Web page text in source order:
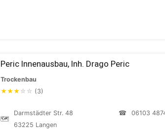
Peric Innenausbau, Inh. Drago Peric
Trockenbau
★★★ ☆ ☆ (3)
🗺
Darmstädter Str. 48
63225 Langen
☎ 06103